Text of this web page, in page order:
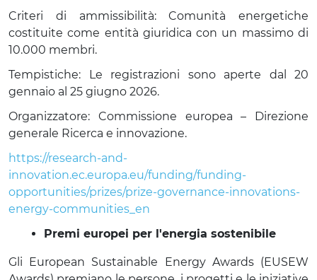
Criteri di ammissibilità: Comunità energetiche
costituite come entità giuridica con un massimo di
10.000 membri.
Tempistiche: Le registrazioni sono aperte dal 20
gennaio al 25 giugno 2026.
Organizzatore: Commissione europea – Direzione
generale Ricerca e innovazione.
https://research-and-
innovation.ec.europa.eu/funding/funding-
opportunities/prizes/prize-governance-innovations-
energy-communities_en
Premi europei per l'energia sostenibile
Gli European Sustainable Energy Awards (EUSEW